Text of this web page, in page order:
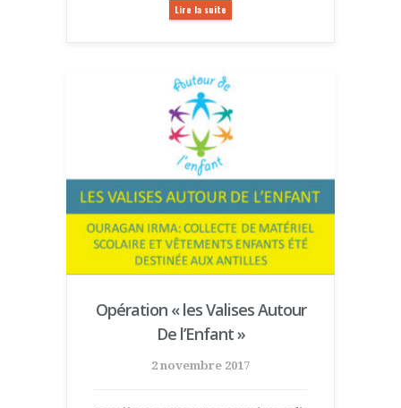
Lire la suite
Opération « les Valises Autour
De l’Enfant »
2 novembre 2017